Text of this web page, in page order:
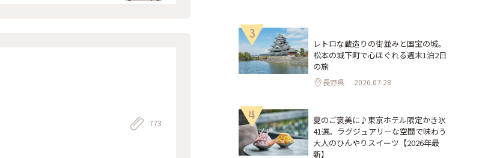
773
3
レトロな蔵造りの街並みと国宝の城。
松本の城下町で心ほぐれる週末1泊2日
の旅
長野県 2026.07.28
4
夏のご褒美に♪東京ホテル限定かき氷
41選。ラグジュアリーな空間で味わう
大人のひんやりスイーツ【2026年最
新】